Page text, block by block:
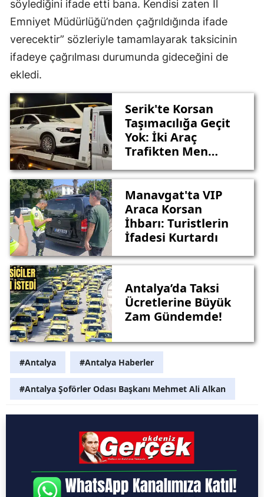
söylediğini ifade etti bana. Kendisi zaten İl
Emniyet Müdürlüğü’nden çağrıldığında ifade
verecektir” sözleriyle tamamlayarak taksicinin
ifadeye çağrılması durumunda gideceğini de
ekledi.
Serik'te Korsan
Taşımacılığa Geçit
Yok: İki Araç
Trafikten Men
Manavgat'ta VIP
Araca Korsan
İhbarı: Turistlerin
İfadesi Kurtardı
Antalya’da Taksi
Ücretlerine Büyük
Zam Gündemde!
#Antalya #Antalya Haberler
#Antalya Şoförler Odası Başkanı Mehmet Ali Alkan